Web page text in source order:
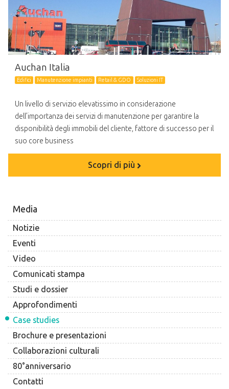
Media
Notizie
Eventi
Video
Comunicati stampa
Studi e dossier
Approfondimenti
Case studies
Brochure e presentazioni
Collaborazioni culturali
80°anniversario
Contatti
Auchan Italia
Edifici Manutenzione impianti Retail & GDO Soluzioni IT
Un livello di servizio elevatissimo in considerazione
dell’importanza dei servizi di manutenzione per garantire la
disponibilità degli immobili del cliente, fattore di successo per il
suo core business
Scopri di più